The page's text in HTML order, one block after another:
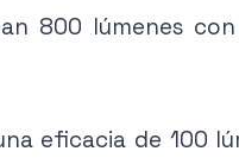
800 lúmenes
eficacia de 100